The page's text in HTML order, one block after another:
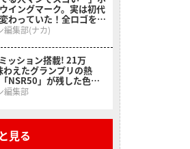
イングマーク。実は初代
わっていた！全ロゴをプ
折りたたみコンテナボッ
ウィングヒストリー］
編集部(ナカ)
ッション搭載! 21万
えたグランプリの熱
NSR50」が残した色褪
昭和名車原付一種】
編集部
見る